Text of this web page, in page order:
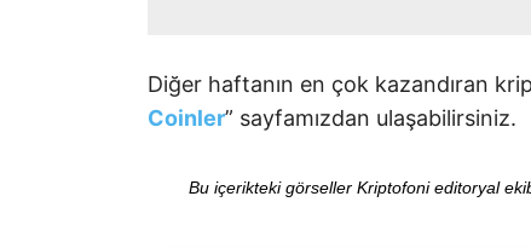
Diğer haftanın en çok kazandıran
Coinler” sayfamızdan ulaşabilirsiniz.
Bu içerikteki görseller Kriptofoni editoryal